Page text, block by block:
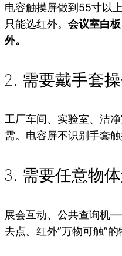
电容触摸屏做到55寸以
只能选红外。 会议室白
外。
2. 需要戴手套
工厂车间、实验室、洁
需。电容屏不识别手套
3. 需要任意物
展会互动、公共查询机
去点。红外”万物可触”的